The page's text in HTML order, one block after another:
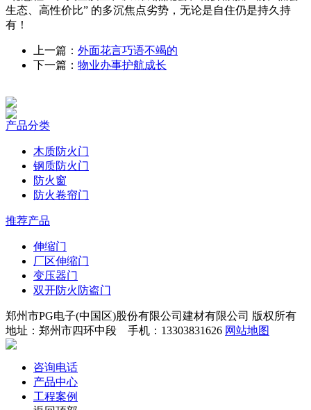
生态、高性价比” 的多沉焦点劣势，无论是自住仍是持久持
有！
上一篇： 外面花言巧语不竭的
下一篇： 物业办事护航成长
产品分类
木质防火门
钢质防火门
防火窗
防火卷帘门
推荐产品
伸缩门
厂区伸缩门
变压器门
双开防火防盗门
郑州市PG电子(中国区)股份有限公司建材有限公司 版权所有
地址：郑州市四环中段 手机：13303831626 网站地图
咨询电话
产品中心
工程案例